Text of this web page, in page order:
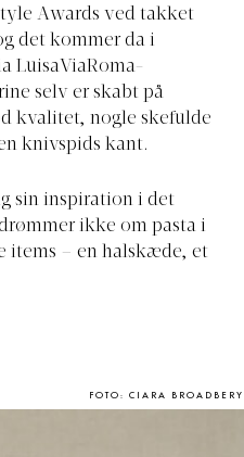
Awards ved takket
det kommer da i
LuisaViaRoma-
selv er skabt på
kvalitet, nogle skefulde
knivspids kant.
sin inspiration i det
ikke om pasta i
items – en halskæde, et
FOTO: CIARA BROADBERY